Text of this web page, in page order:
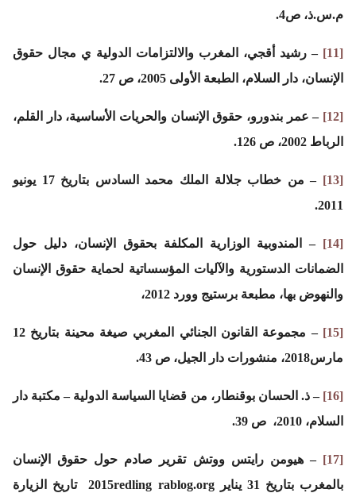
م.س.ذ، ص4.
[11]
– رشيد أقجي، المغرب والالتزامات الدولية ي مجال حقوق
الإنسان، دار السلام، الطبعة الأولى 2005، ص 27.
[12]
– عمر بندورو، حقوق الإنسان والحريات الأساسية، دار القلم،
الرباط 2002، ص 126.
[13]
– من خطاب جلالة الملك محمد السادس بتاريخ 17 يونيو
2011.
[14]
– المندوبية الوزارية المكلفة بحقوق الإنسان، دليل حول
الضمانات الدستورية والآليات المؤسساتية لحماية حقوق الإنسان
والنهوض بها، مطبعة برستيج وورد 2012،
[15]
– مجموعة القانون الجنائي المغربي صيغة محينة بتاريخ 12
مارس2018، منشورات دار الجيل، ص 43.
[16]
– ذ. الحسان بوقنطار، من قضايا السياسة الدولية – مكتبة دار
السلام، 2010، ص 39.
[17]
– هيومن رايتس ووتش تقرير صادم حول حقوق الإنسان
بالمغرب بتاريخ 31 يناير 2015redling rablog.org تاريخ الزيارة